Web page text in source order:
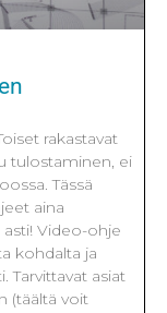
rakastavat
tulostaminen, ei
Tässä
aina
Video-ohje
kohdalta ja
Tarvittavat asiat
(täältä voit